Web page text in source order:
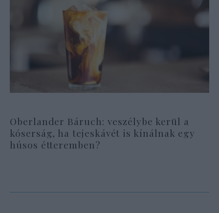
Oberlander Báruch: veszélybe kerül a
kóserság, ha tejeskávét is kínálnak egy
húsos étteremben?